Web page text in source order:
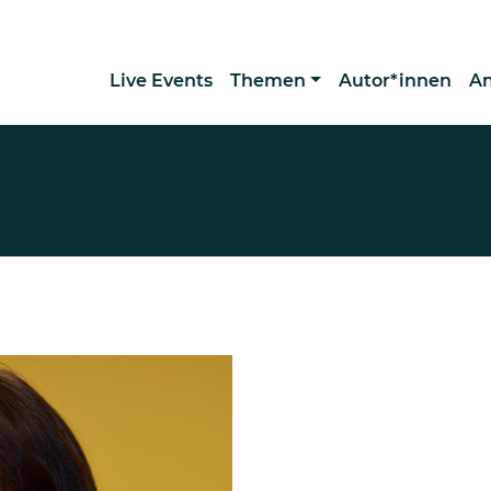
Live Events Themen Autor*innen